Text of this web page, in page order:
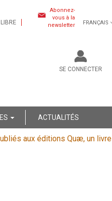
Abonnez-
vous à la
newsletter
FRANÇAIS
SE CONNECTER
ACTUALITÉS
aux éditions Quæ, un livre